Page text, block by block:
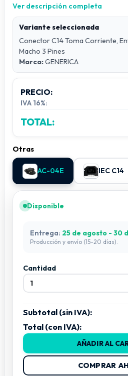
Corriente nominal:10A
Voltaje nominal:125V /
modelo)
Tipo:Entrada de alimentación
C14 o similar)
Método de montaje:
Material:Plástico resistente
alta conductividad
Color:
cargadores, instrumentos
Ver descripción completa
Variante seleccionada
Conector C14 Toma Corriente,
Macho 3 Pines
Marca:GENERICA
PRECIO:
IVA 16%:
TOTAL:
Otras
AC-04E IEC C14
Disponible
Entrega: 25 de agosto - 30
Producción y envío (15-20 días).
Cantidad
Subtotal (sin IVA):
Total (con IVA):
AÑADIR AL
COMPRAR